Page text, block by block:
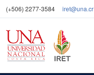
(+506) 2277-3584 iret@una.cr